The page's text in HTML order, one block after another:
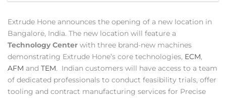
Extrude Hone announces the opening of a new location in
Bangalore, India. The new location will feature a
Technology Center with three brand-new machines
demonstrating Extrude Hone’s core technologies, ECM,
AFM and TEM. Indian customers will have access to a team
of dedicated professionals to conduct feasibility trials, offer
tooling and contract manufacturing services for Precise